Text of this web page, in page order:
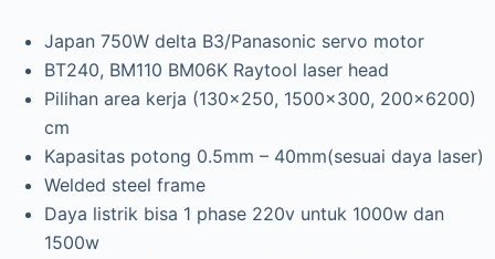
Japan 750W delta B3/Panasonic servo motor
BT240, BM110 BM06K Raytool laser head
Pilihan area kerja (130×250, 1500×300, 200×6200)
cm
Kapasitas potong 0.5mm – 40mm(sesuai daya laser)
Welded steel frame
Daya listrik bisa 1 phase 220v untuk 1000w dan
1500w